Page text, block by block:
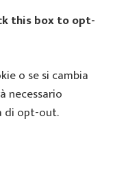
this box to opt-
o se si cambia
necessario
di opt-out.